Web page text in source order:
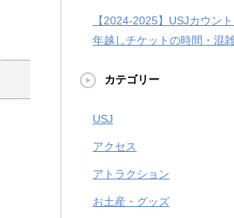
【2024-2025】USJカウン
年越しチケットの時間・混
カテゴリー
USJ
アクセス
アトラクション
お土産・グッズ